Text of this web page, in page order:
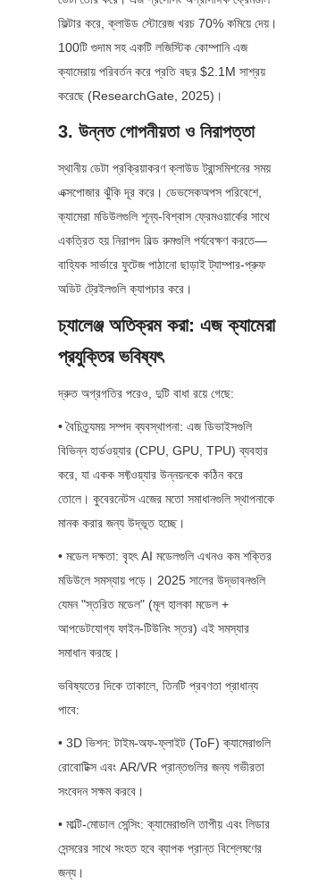
ফিল্টার করে, ক্লাউড স্টোরেজ খরচ 70% কমিয়ে দেয়।
100টি গুদাম সহ একটি লজিস্টিক কোম্পানি এজ
ক্যামেরায় পরিবর্তন করে প্রতি বছর $2.1M সাশ্রয়
করেছে (ResearchGate, 2025)।
3. উন্নত গোপনীয়তা ও নিরাপত্তা
স্থানীয় ডেটা প্রক্রিয়াকরণ ক্লাউড ট্রান্সমিশনের সময়
এক্সপোজার ঝুঁকি দূর করে। ডেভসেকঅপস পরিবেশে,
ক্যামেরা মডিউলগুলি শূন্য-বিশ্বাস ফ্রেমওয়ার্কের সাথে
একত্রিত হয় নিরাপদ বিল্ড রুমগুলি পর্যবেক্ষণ করতে—
বাহ্যিক সার্ভারে ফুটেজ পাঠানো ছাড়াই ট্যাম্পার-প্রুফ
অডিট ট্রেইলগুলি ক্যাপচার করে।
চ্যালেঞ্জ অতিক্রম করা: এজ ক্যামেরা
প্রযুক্তির ভবিষ্যৎ
দ্রুত অগ্রগতির পরেও, দুটি বাধা রয়ে গেছে:
• বৈচিত্র্যময় সম্পদ ব্যবস্থাপনা: এজ ডিভাইসগুলি
বিভিন্ন হার্ডওয়্যার (CPU, GPU, TPU) ব্যবহার
করে, যা একক সফ্টওয়্যার উন্নয়নকে কঠিন করে
তোলে। কুবেরনেটস এজের মতো সমাধানগুলি স্থাপনাকে
মানক করার জন্য উদ্ভূত হচ্ছে।
• মডেল দক্ষতা: বৃহৎ AI মডেলগুলি এখনও কম শক্তির
মডিউলে সমস্যায় পড়ে। 2025 সালের উদ্ভাবনগুলি
যেমন "স্তরিত মডেল" (মূল হালকা মডেল +
আপডেটযোগ্য ফাইন-টিউনিং স্তর) এই সমস্যার
সমাধান করছে।
ভবিষ্যতের দিকে তাকালে, তিনটি প্রবণতা প্রাধান্য
পাবে:
• 3D ভিশন: টাইম-অফ-ফ্লাইট (ToF) ক্যামেরাগুলি
রোবোটিক্স এবং AR/VR প্রান্তগুলির জন্য গভীরতা
সংবেদন সক্ষম করবে।
• মাল্টি-মোডাল সেন্সিং: ক্যামেরাগুলি তাপীয় এবং লিডার
সেন্সরের সাথে সংহত হবে ব্যাপক প্রান্ত বিশ্লেষণের
জন্য।